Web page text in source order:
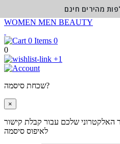
WOMEN MEN BEAUTY
0
0
+1
שכחת סיסמה?
×
האלקטרוני שלכם עבור קבלת קישור
לאיפוס סיסמה
מהירים חינם